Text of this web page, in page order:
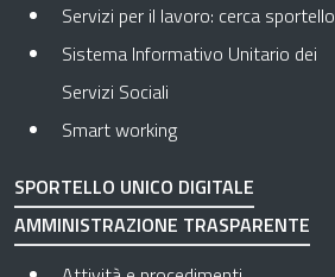
Servizi per il lavoro: cerca sportello
Sistema Informativo Unitario dei
Servizi Sociali
Smart working
SPORTELLO UNICO DIGITALE
AMMINISTRAZIONE TRASPARENTE